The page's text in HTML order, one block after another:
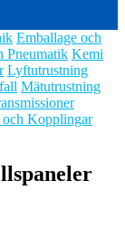
Emballage och
Pneumatik Kemi
Lyftutrustning
Mätutrustning
och Kopplingar